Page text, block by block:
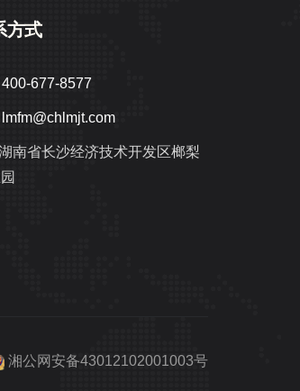
方式
400-677-8577
lmfm@chlmjt.com
南省长沙经济技术开发区榔梨
湘公网安备43012102001003号